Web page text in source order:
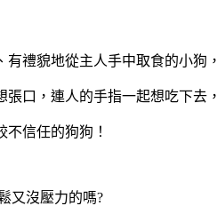
禮貌地從主人手中取食的小狗，
張口，連人的手指一起想吃下去，
信任的狗狗！
又沒壓力的嗎?